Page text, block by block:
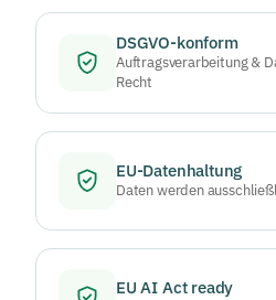
DSGVO-konform
Auftragsverarbeitung &
Recht
EU-Datenhaltung
Daten werden
EU AI Act ready